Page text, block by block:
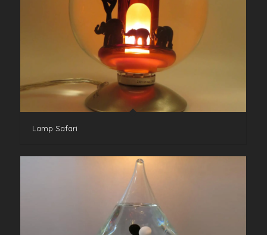
Lamp Safari